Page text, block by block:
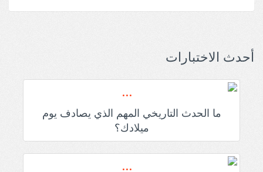
أحدث الاختبارات
ما الحدث التاريخي المهم الذي يصادف يوم
ميلادك؟